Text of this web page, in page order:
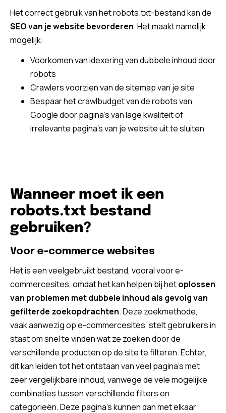
Het correct gebruik van het robots.txt-bestand kan de
SEO van je website bevorderen. Het maakt namelijk
mogelijk:
Voorkomen van idexering van dubbele inhoud door
robots
Crawlers voorzien van de sitemap van je site
Bespaar het crawlbudget van de robots van
Google door pagina’s van lage kwaliteit of
irrelevante pagina’s van je website uit te sluiten
Wanneer moet ik een
robots.txt bestand
gebruiken?
Voor e-commerce websites
Het is een veelgebruikt bestand, vooral voor e-
commercesites, omdat het kan helpen bij hetoplossen
van problemen met dubbele inhoud als gevolg van
gefilterde zoekopdrachten. Deze zoekmethode,
vaak aanwezig op e-commercesites, stelt gebruikers in
staat om snel te vinden wat ze zoeken door de
verschillende producten op de site te filteren. Echter,
dit kan leiden tot het ontstaan van veel pagina’s met
zeer vergelijkbare inhoud, vanwege de vele mogelijke
combinaties tussen verschillende filters en
categorieën. Deze pagina’s kunnen dan met elkaar